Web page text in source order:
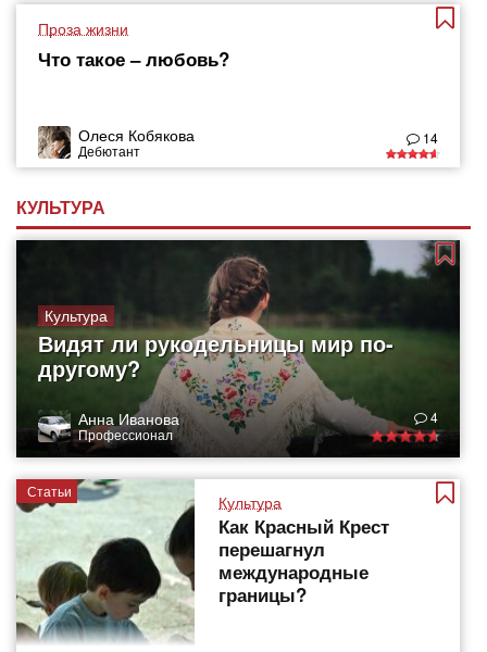
Проза жизни
Что такое – любовь?
Олеся Кобякова
Дебютант
14
КУЛЬТУРА
Культура
Видят ли рукодельницы мир по-
другому?
Анна Иванова
Профессионал
4
Статьи
Культура
Как Красный Крест
перешагнул
международные
границы?